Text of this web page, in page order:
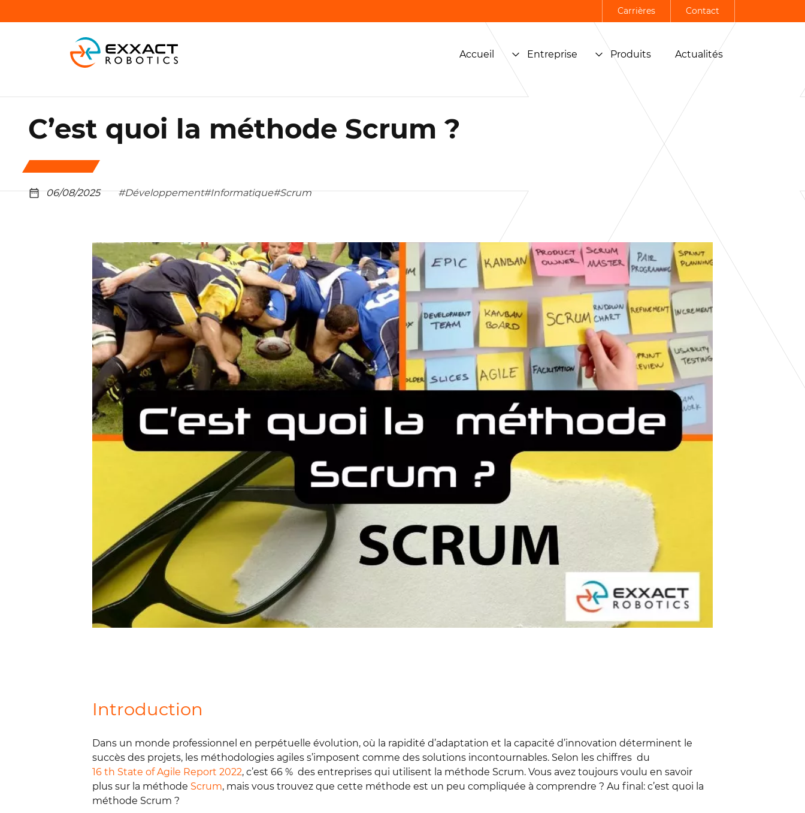
Carrières Contact
Accueil Entreprise Produits Actualités
C’est quoi la méthode Scrum ?
06/08/2025 #Développement#Informatique#Scrum
Introduction
Dans un monde professionnel en perpétuelle évolution, où la rapidité d’adaptation et la capacité d’innovation déterminent le
succès des projets, les méthodologies agiles s’imposent comme des solutions incontournables. Selon les chiffres du
16 th State of Agile Report 2022, c’est 66 % des entreprises qui utilisent la méthode Scrum. Vous avez toujours voulu en savoir
plus sur la méthode Scrum, mais vous trouvez que cette méthode est un peu compliquée à comprendre ? Au final: c’est quoi la
méthode Scrum ?